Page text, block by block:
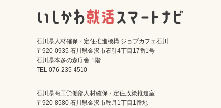
ログイン 会員登録
石川県人材確保・定住推進機構 ジョブカフェ石川
〒920-0935 石川県金沢市石引4丁目17番1号
石川県本多の森庁舎 1階
TEL 076-235-4510
石川県商工労働部人材確保・定住政策推進室
〒920-8580 石川県金沢市鞍月1丁目1番地